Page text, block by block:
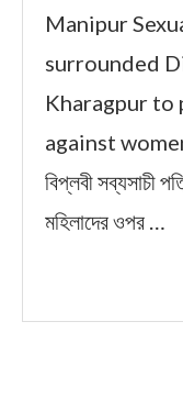
Manipur
surrounded
Kharagpur to
against
বিপ্লবী সব্যসাচী
মহিলাদের ওপর …